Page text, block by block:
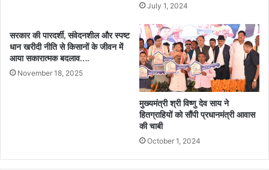
July 1, 2024
सरकार की पारदर्शी, संवेदनशील और स्पष्ट
धान खरीदी नीति से किसानों के जीवन में
आया सकारात्मक बदलाव….
November 18, 2025
मुख्यमंत्री श्री विष्णु देव साय ने
हितग्राहियों को सौंपी प्रधानमंत्री आवास
की चाबी
October 1, 2024